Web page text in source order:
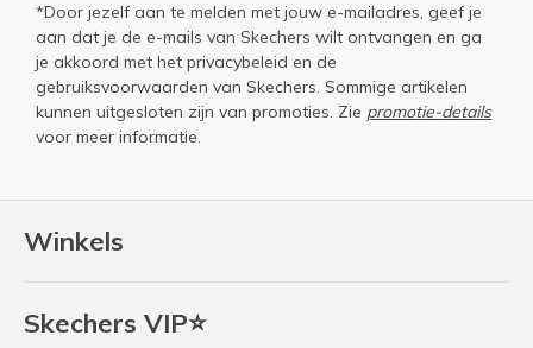
Winkels
Skechers VIP⭐
*Door jezelf aan te melden met jouw e-mailadres, geef je
aan dat je de e-mails van Skechers wilt ontvangen en ga
je akkoord met het privacybeleid en de
gebruiksvoorwaarden van Skechers. Sommige artikelen
kunnen uitgesloten zijn van promoties. Zie promotie-details
voor meer informatie.